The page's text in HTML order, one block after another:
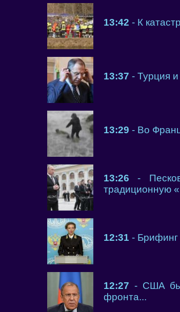
13:42 - К
13:37 - Турция
13:29 - Во
13:26 -
традиционную
12:31 -
12:27 - США
фронта...